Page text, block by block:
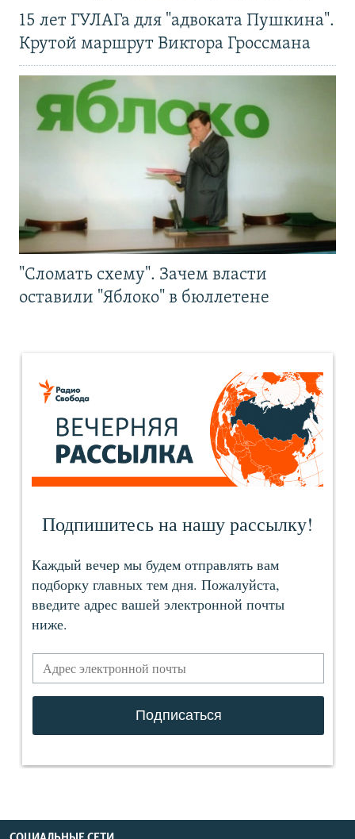
15 лет ГУЛАГа для "адвоката Пушкина".
Крутой маршрут Виктора Гроссмана
"Сломать схему". Зачем власти
оставили "Яблоко" в бюллетене